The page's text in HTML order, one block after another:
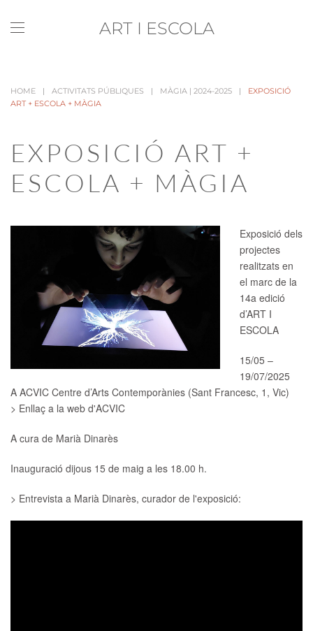
Skip to main content
ART I ESCOLA
HOME ACTIVITATS PÚBLIQUES MÀGIA | 2024-2025
EXPOSICIÓ
ART + ESCOLA + MÀGIA
EXPOSICIÓ ART +
ESCOLA + MÀGIA
Exposició dels
projectes
realitzats en
el marc de la
14a edició
d’ART I
ESCOLA
15/05 –
19/07/2025
A ACVIC Centre d’Arts Contemporànies (Sant Francesc, 1, Vic)
> Enllaç a la web d'ACVIC
A cura de Marià Dinarès
Inauguració dijous 15 de maig a les 18.00 h.
> Entrevista a Marià Dinarès, curador de l'exposició: